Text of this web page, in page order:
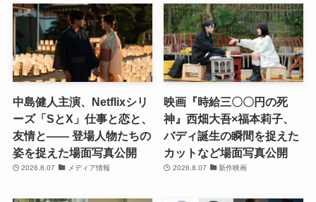
中島健人主演、Netflixシリ
ーズ「SとX」仕事と恋と、
友情と―― 登場人物たちの
姿を捉えた場面写真公開
2026.8.07 メディア情報
映画『時給三〇〇円の死
神』西畑大吾×福本莉子、
バディ誕生の瞬間を捉えた
カットなど場面写真公開
2026.8.07 新作映画